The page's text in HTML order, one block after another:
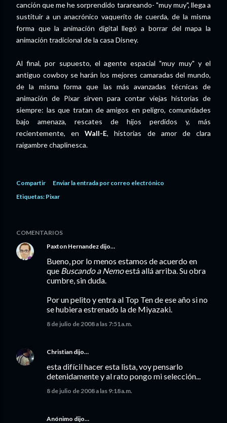
canción que me he sorprendido tarareando- "muy muy", llega a
sustituir a un anacrónico vaquerito de cuerda, de la misma
forma que la animación digital llegó a borrar del mapa la
animación tradicional de la casa Disney.
Al final, por supuesto, el agente espacial "muy muy" y el
antiguo cowboy se harán los mejores camaradas del mundo,
de la misma forma que las más avanzadas técnicas de
animación de Pixar sirven para contar viejas historias de
siempre: las que tratan de amigos en peligro, comunidades
bajo amenaza, rescates de hijos perdidos y, más
recientemente, enWall-E, historias de amor de clara
raigambre chaplinesca.
Compartir
Enviar la entrada por correo electrónico
Etiquetas: Pixar
COMENTARIOS
Paxton Hernandez dijo…
Bueno, por lo menos estamos de acuerdo en
que Buscando a Nemoestá allá arriba. Su obra
cumbre, sin duda.
Por un pelito y entra al Top Ten de ese año si no
se hubiera estrenado la de Miyazaki.
8 de julio de 2008 a las 7:51 a.m.
Christian dijo…
esta difícil hacer esta lista, voy pensarlo
detenidamente y al rato pongo mi selección...
8 de julio de 2008 a las 9:18 a.m.
Anónimo dijo…